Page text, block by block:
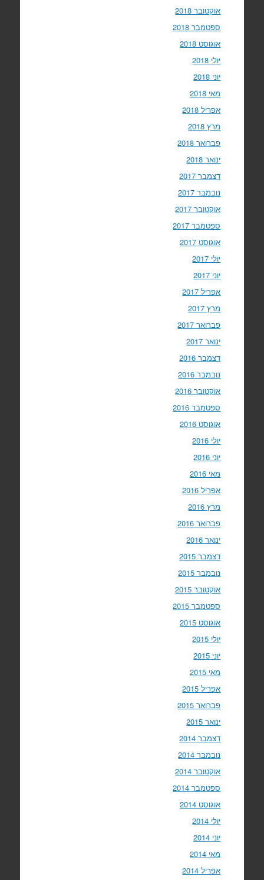
אוקטובר 2018
ספטמבר 2018
אוגוסט 2018
יולי 2018
יוני 2018
מאי 2018
אפריל 2018
מרץ 2018
פברואר 2018
ינואר 2018
דצמבר 2017
נובמבר 2017
אוקטובר 2017
ספטמבר 2017
אוגוסט 2017
יולי 2017
יוני 2017
אפריל 2017
מרץ 2017
פברואר 2017
ינואר 2017
דצמבר 2016
נובמבר 2016
אוקטובר 2016
ספטמבר 2016
אוגוסט 2016
יולי 2016
יוני 2016
מאי 2016
אפריל 2016
מרץ 2016
פברואר 2016
ינואר 2016
דצמבר 2015
נובמבר 2015
אוקטובר 2015
ספטמבר 2015
אוגוסט 2015
יולי 2015
יוני 2015
מאי 2015
אפריל 2015
פברואר 2015
ינואר 2015
דצמבר 2014
נובמבר 2014
אוקטובר 2014
ספטמבר 2014
אוגוסט 2014
יולי 2014
יוני 2014
מאי 2014
אפריל 2014